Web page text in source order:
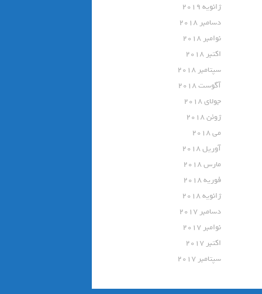
ژانویه 2019
دسامبر 2018
نوامبر 2018
اکتبر 2018
سپتامبر 2018
آگوست 2018
جولای 2018
ژوئن 2018
می 2018
آوریل 2018
مارس 2018
فوریه 2018
ژانویه 2018
دسامبر 2017
نوامبر 2017
اکتبر 2017
سپتامبر 2017